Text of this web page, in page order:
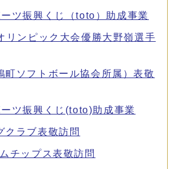
ツ振興くじ（toto）助成事業
リンピック大会優勝大野嶺選手
町ソフトボール協会所属）表敬
ツ振興くじ(toto)助成事業
クラブ表敬訪問
チップス表敬訪問